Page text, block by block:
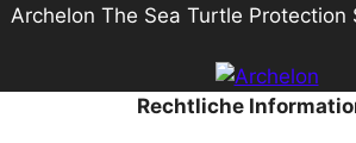
Archelon The Sea Turtle Protection
Rechtliche